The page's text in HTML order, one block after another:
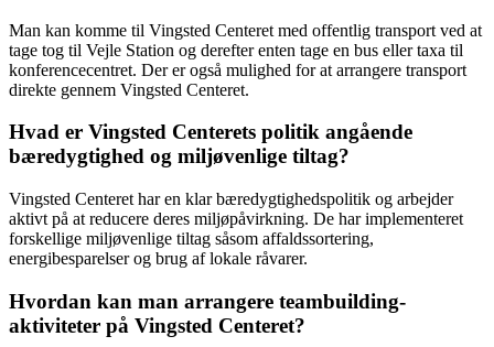
Man kan komme til Vingsted Centeret med offentlig transport ved at
tage tog til Vejle Station og derefter enten tage en bus eller taxa til
konferencecentret. Der er også mulighed for at arrangere transport
direkte gennem Vingsted Centeret.
Hvad er Vingsted Centerets politik angående
bæredygtighed og miljøvenlige tiltag?
Vingsted Centeret har en klar bæredygtighedspolitik og arbejder
aktivt på at reducere deres miljøpåvirkning. De har implementeret
forskellige miljøvenlige tiltag såsom affaldssortering,
energibesparelser og brug af lokale råvarer.
Hvordan kan man arrangere teambuilding-
aktiviteter på Vingsted Centeret?